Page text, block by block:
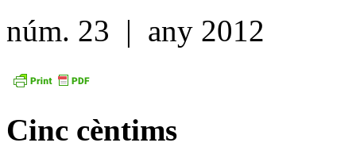
núm. 23 | any 2012
Cinc cèntims